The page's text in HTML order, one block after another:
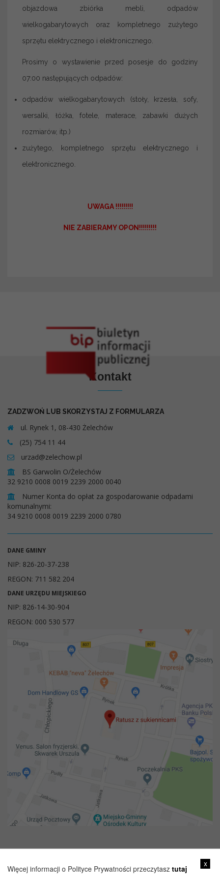
objazdowa zbiórka mebli, odpadów
wielkogabarytowych oraz kompletnego zużytego
sprzętu elektrycznego i elektronicznego.
Prosimy o wystawienie przed posesje do godziny
07:00 następujących odpadów:
odpadów wielkogabarytowych (stoły, krzesła, sofy,
wersalki, łóżka, fotele, materace, zabawki dużych
rozmiarów, itp.)
zużytego, kompletnego sprzętu elektrycznego i
elektronicznego.
UWAGA !!!!!!!!!
NIE ZABIERAMY OPON!!!!!!!!!
Kontakt
ZADZWOŃ LUB SKORZYSTAJ Z FORMULARZA
ul. Rynek 1, 08-430 Żelechów
(25) 754 11 44
urzad@zelechow.pl
BS Garwolin O/Żelechów
32 9210 0008 0019 2239 2000 0040
Numer Konta do opłat za gospodarowanie odpadami
komunalnymi:
34 9210 0008 0019 2239 2000 0780
DANE GMINY
NIP: 826-20-37-238
REGON: 711 582 204
DANE URZĘDU MIEJSKIEGO
NIP: 826-14-30-904
REGON: 000 530 577
x
Więcej informacji o Polityce Prywatności przeczytasz tutaj